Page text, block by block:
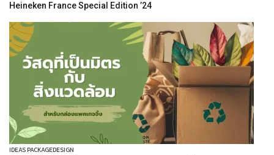
Heineken France Special Edition ’24
IDEAS PACKAGEDESIGN